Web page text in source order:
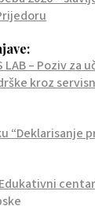
LAB – Poziv za
kroz
“Deklarisanje